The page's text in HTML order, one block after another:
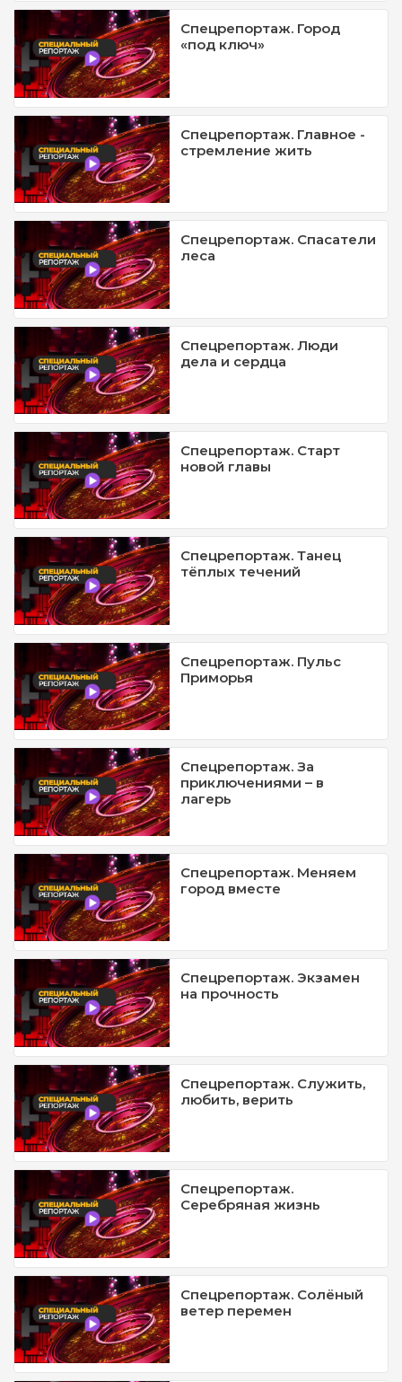
Спецрепортаж. Город
«под ключ»
Спецрепортаж. Главное -
стремление жить
Спецрепортаж. Спасатели
леса
Спецрепортаж. Люди
дела и сердца
Спецрепортаж. Старт
новой главы
Спецрепортаж. Танец
тёплых течений
Спецрепортаж. Пульс
Приморья
Спецрепортаж. За
приключениями – в
лагерь
Спецрепортаж. Меняем
город вместе
Спецрепортаж. Экзамен
на прочность
Спецрепортаж. Служить,
любить, верить
Спецрепортаж.
Серебряная жизнь
Спецрепортаж. Солёный
ветер перемен